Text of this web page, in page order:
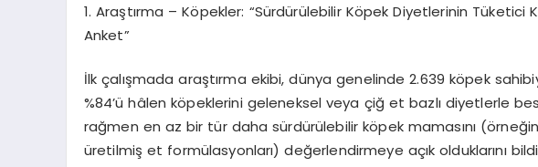
1. Araştırma – Köpekler: “Sürdürülebilir Köpek Diyetlerinin Tüketici
Anket”
İlk çalışmada araştırma ekibi, dünya genelinde 2.639 köpek
%84’ühâlen köpeklerini geleneksel veya çiğ et bazlı diyetlerle
rağmen en az bir tür daha sürdürülebilir köpek mamasını (örneğin
üretilmiş et formülasyonları) değerlendirmeye açık olduklarını